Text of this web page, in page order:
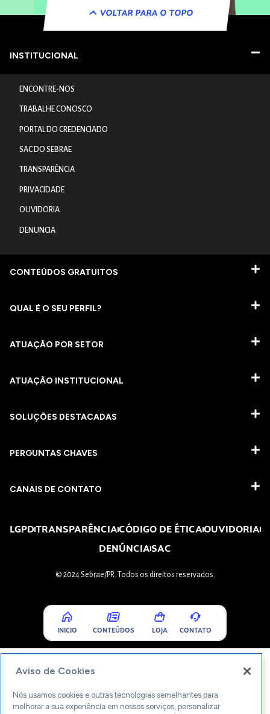
VOLTAR PARA O TOPO
INSTITUCIONAL
ENCONTRE-NOS
TRABALHE CONOSCO
PORTAL DO CREDENCIADO
SAC DO SEBRAE
TRANSPARÊNCIA
PRIVACIDADE
OUVIDORIA
DENUNCIA
CONTEÚDOS GRATUITOS
QUAL É O SEU PERFIL?
ATUAÇÃO POR SETOR
ATUAÇÃO INSTITUCIONAL
SOLUÇÕES DESTACADAS
PERGUNTAS CHAVES​
CANAIS DE CONTATO
LGPDTRANSPARÊNCIACÓDIGO DE ÉTICAOUVIDORIA
DENÚNCIASAC
© 2024 Sebrae/PR. Todos os direitos reservados.
INICIO CONTEÚDOS LOJA CONTATO
Aviso de Cookies
Nós usamos cookies e outras tecnologias semelhantes para
melhorar a sua experiência em nossos serviços, personalizar